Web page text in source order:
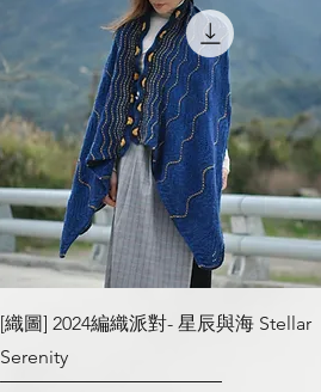
快速瀏覽
[織圖] 2024編織派對- 星辰與海 Stellar
Serenity